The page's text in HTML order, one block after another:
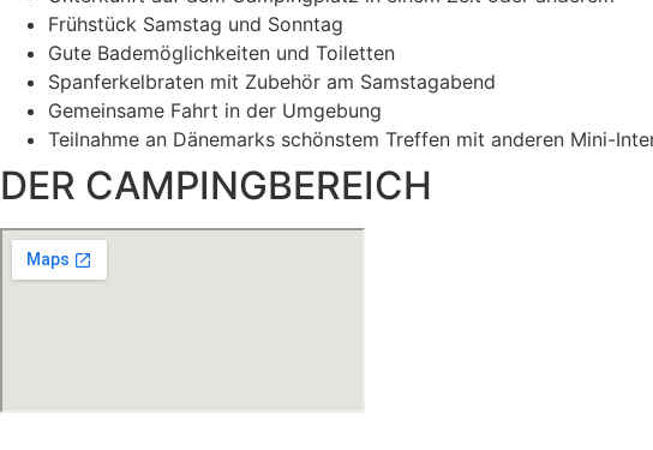
Frühstück Samstag und Sonntag
Gute Bademöglichkeiten und Toiletten
Spanferkelbraten mit Zubehör am Samstagabend
Gemeinsame Fahrt in der Umgebung
Teilnahme an Dänemarks schönstem Treffen mit anderen Mini-
DER CAMPINGBEREICH